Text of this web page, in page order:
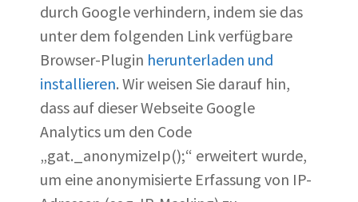
durch Google verhindern, indem sie das
unter dem folgenden Link verfügbare
Browser-Plugin herunterladen und
installieren. Wir weisen Sie darauf hin,
dass auf dieser Webseite Google
Analytics um den Code
„gat._anonymizeIp();“ erweitert wurde,
um eine anonymisierte Erfassung von IP-